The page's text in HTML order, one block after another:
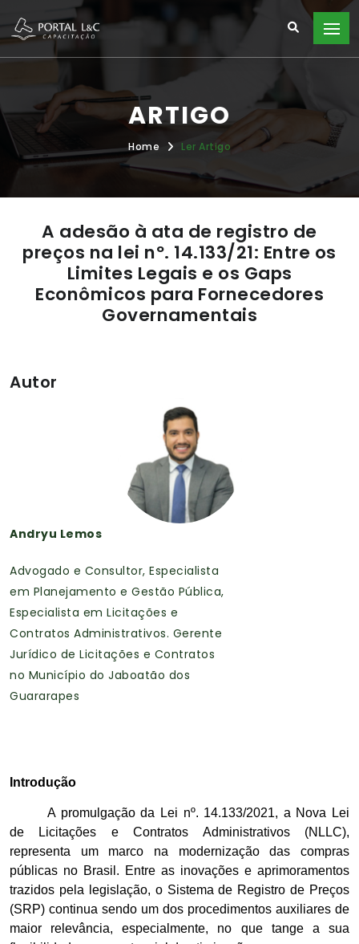
ARTIGO
Home Ler Artigo
A adesão à ata de registro de
preços na lei nº. 14.133/21: Entre os
Limites Legais e os Gaps
Econômicos para Fornecedores
Governamentais
Autor
Andryu Lemos
Advogado e Consultor, Especialista
em Planejamento e Gestão Pública,
Especialista em Licitações e
Contratos Administrativos. Gerente
Jurídico de Licitações e Contratos
no Município do Jaboatão dos
Guararapes